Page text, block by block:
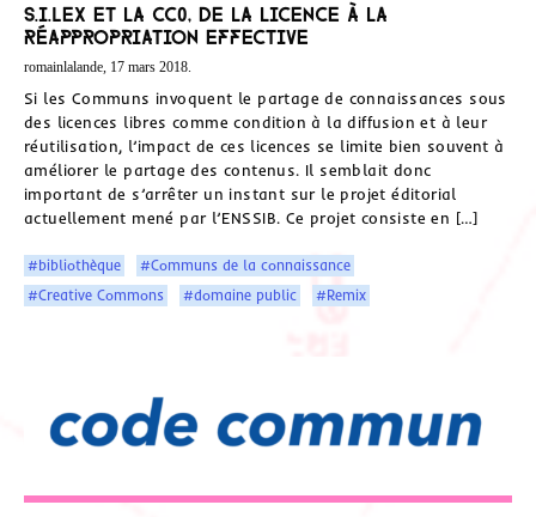
S.I.Lex et la CC0, de la licence à la
réappropriation effective
romainlalande, 17 mars 2018.
Si les Communs invoquent le partage de connaissances sous
des licences libres comme condition à la diffusion et à leur
réutilisation, l’impact de ces licences se limite bien souvent à
améliorer le partage des contenus. Il semblait donc
important de s’arrêter un instant sur le projet éditorial
actuellement mené par l’ENSSIB. Ce projet consiste en […]
#bibliothèque
#Communs de la connaissance
#Creative Commons
#domaine public #Remix